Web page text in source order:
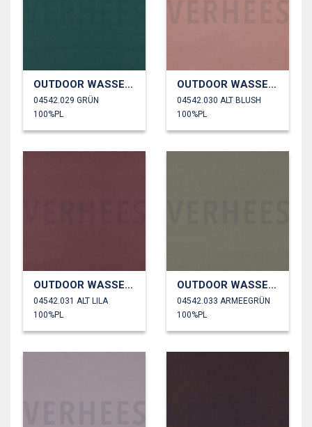
OUTDOOR WASSERDICHT
04542.029 GRÜN
100%PL
OUTDOOR WASSERDICHT
04542.030 ALT BLUSH
100%PL
OUTDOOR WASSERDICHT
04542.031 ALT LILA
100%PL
OUTDOOR WASSERDICHT
04542.033 ARMEEGRÜN
100%PL